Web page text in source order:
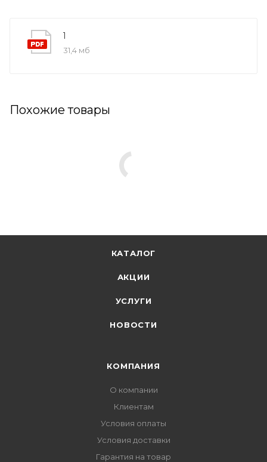
1
31,4 мб
Похожие товары
КАТАЛОГ
АКЦИИ
УСЛУГИ
НОВОСТИ
КОМПАНИЯ
О компании
Клиентам
Условия оплаты
Условия доставки
Гарантия на товар